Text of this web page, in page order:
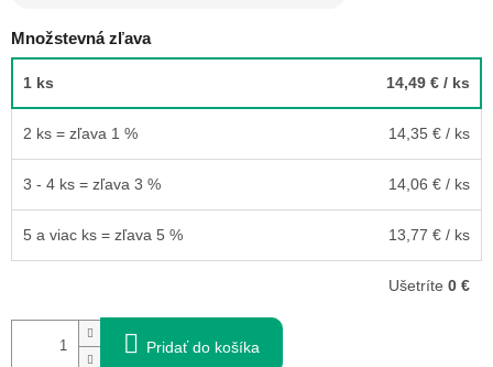
Množstevná zľava
1 ks 14,49 € / ks
2 ks = zľava 1 % 14,35 € / ks
3 - 4 ks = zľava 3 % 14,06 € / ks
5 a viac ks = zľava 5 % 13,77 € / ks
Ušetríte 0 €
Pridať do košíka